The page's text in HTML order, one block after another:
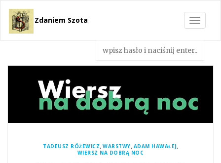
Toggle
Zdaniem Szota
TADEUSZ RÓŻEWICZ,WARSTWY, ADAM HAWAŁEJ,
WIERSZ NA DOBRĄ NOC